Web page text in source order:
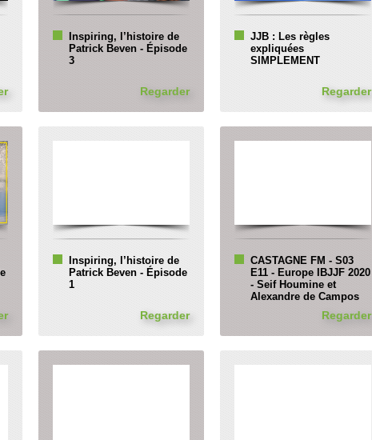
Inspiring, l’histoire de
Patrick Beven - Épisode
3
Regarder
JJB : Les règles
expliquées
SIMPLEMENT
Regarder
Inspiring, l’histoire de
Patrick Beven - Épisode
1
Regarder
CASTAGNE FM - S03
E11 - Europe IBJJF 2020
- Seif Houmine et
Alexandre de Campos
Regarder